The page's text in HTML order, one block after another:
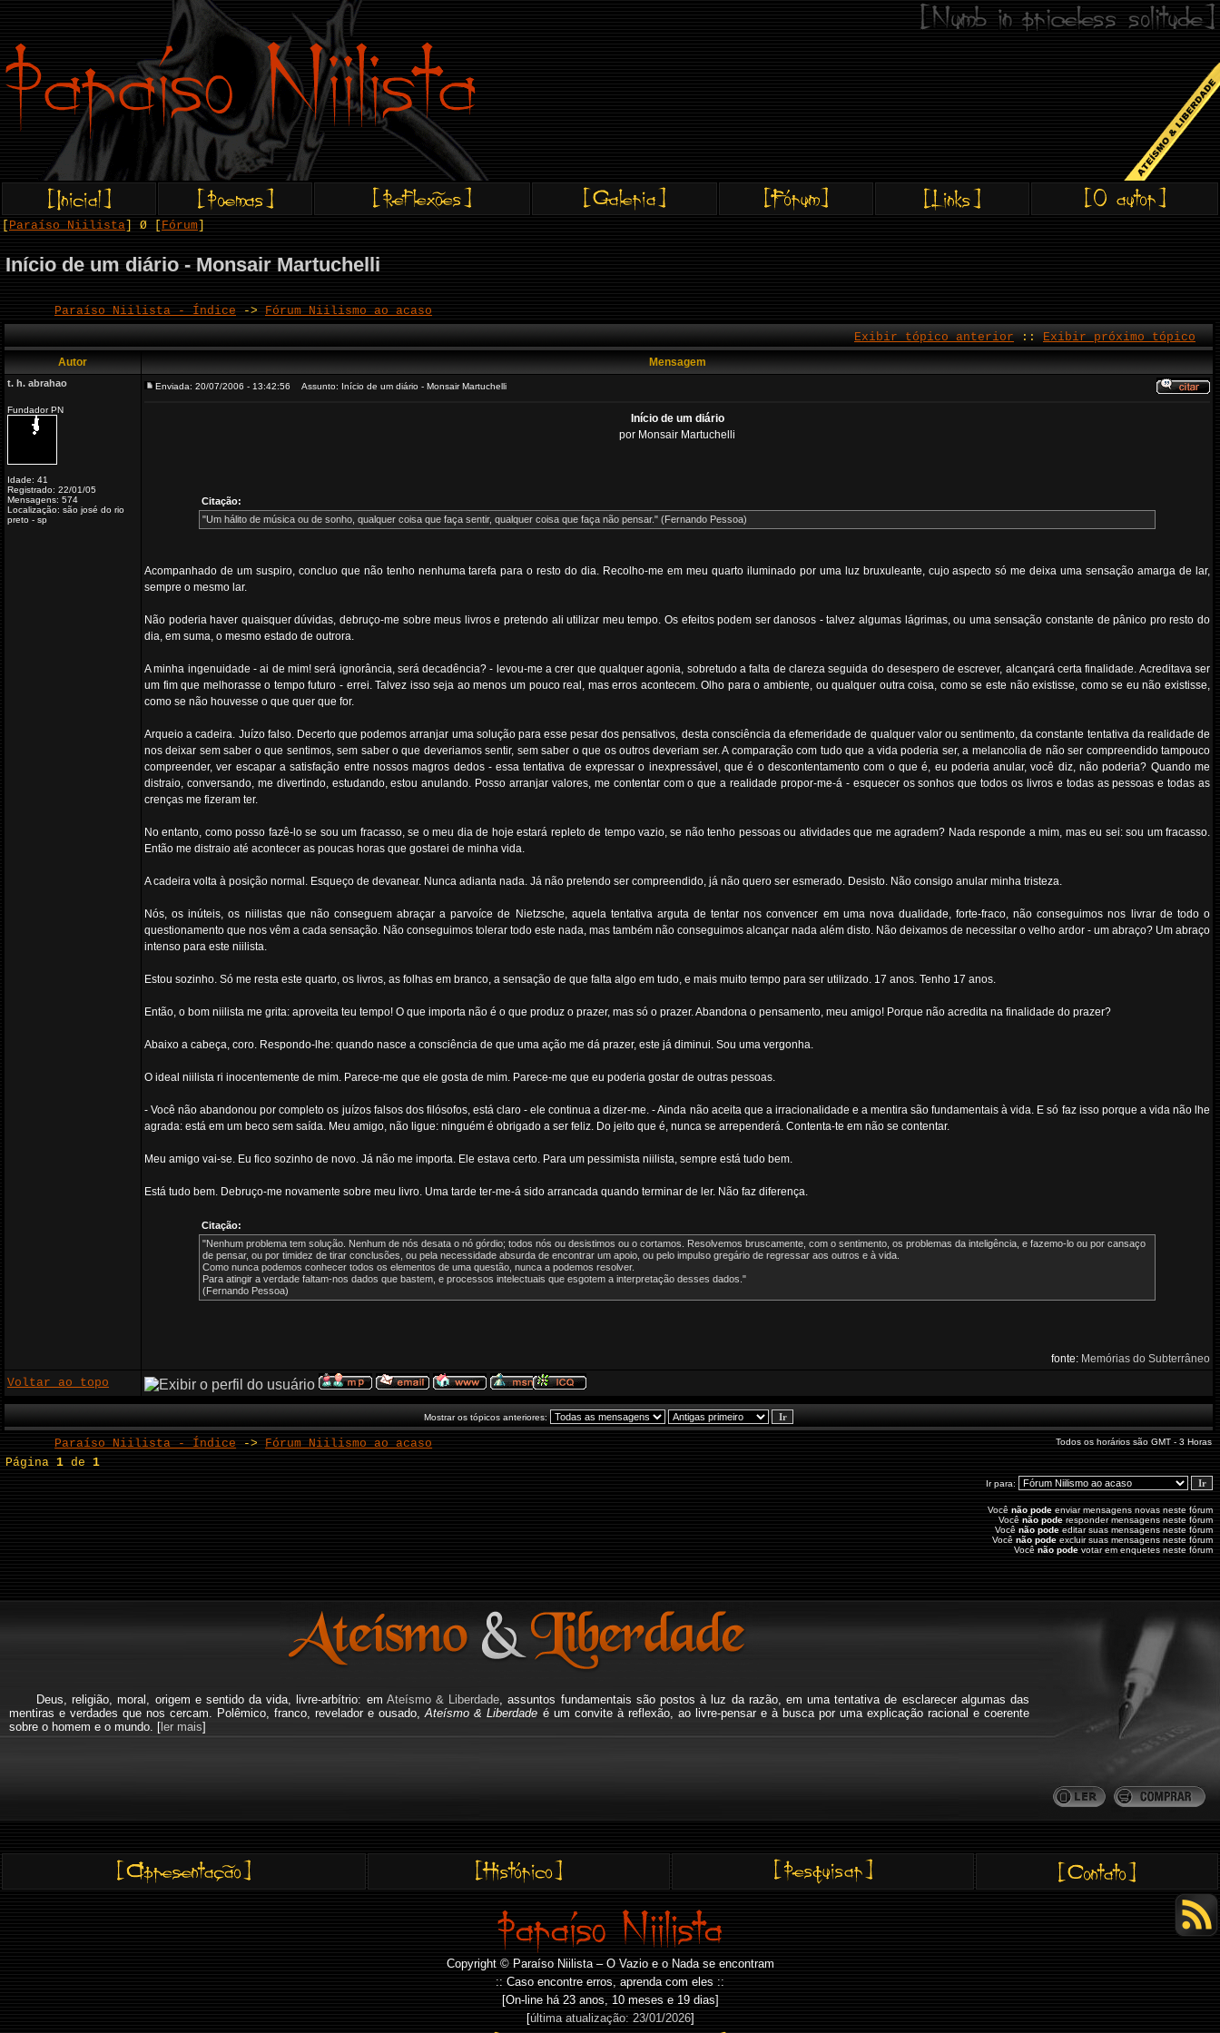
Paraíso Niilista ] Ø [ Fórum
Início de um diário - Monsair Martuchelli
Paraíso Niilista - Índice -> Fórum Niilismo ao acaso
Exibir tópico anterior :: Exibir próximo tópico
Autor Mensagem
t. h. abrahao
Fundador PN
Idade: 41
Registrado: 22/01/05
Mensagens: 574
Localização: são josé do rio
preto - sp
Enviada: 20/07/2006 - 13:42:56 Assunto: Início de um diário - Monsair Martuchelli
Início de um diário
por Monsair Martuchelli
Citação:
"Um hálito de música ou de sonho, qualquer coisa que faça sentir, qualquer coisa que faça não pensar." (Fernando Pessoa)
Acompanhado de um suspiro, concluo que não tenho nenhuma tarefa para o resto do dia. Recolho-me em meu quarto iluminado por uma luz bruxuleante, cujo aspecto só me deixa uma sensação amarga de lar,
sempre o mesmo lar.
Não poderia haver quaisquer dúvidas, debruço-me sobre meus livros e pretendo ali utilizar meu tempo. Os efeitos podem ser danosos - talvez algumas lágrimas, ou uma sensação constante de pânico pro resto do
dia, em suma, o mesmo estado de outrora.
A minha ingenuidade - ai de mim! será ignorância, será decadência? - levou-me a crer que qualquer agonia, sobretudo a falta de clareza seguida do desespero de escrever, alcançará certa finalidade. Acreditava ser
um fim que melhorasse o tempo futuro - errei. Talvez isso seja ao menos um pouco real, mas erros acontecem. Olho para o ambiente, ou qualquer outra coisa, como se este não existisse, como se eu não existisse,
como se não houvesse o que quer que for.
Arqueio a cadeira. Juízo falso. Decerto que podemos arranjar uma solução para esse pesar dos pensativos, desta consciência da efemeridade de qualquer valor ou sentimento, da constante tentativa da realidade de
nos deixar sem saber o que sentimos, sem saber o que deveriamos sentir, sem saber o que os outros deveriam ser. A comparação com tudo que a vida poderia ser, a melancolia de não ser compreendido tampouco
compreender, ver escapar a satisfação entre nossos magros dedos - essa tentativa de expressar o inexpressável, que é o descontentamento com o que é, eu poderia anular, você diz, não poderia? Quando me
distraio, conversando, me divertindo, estudando, estou anulando. Posso arranjar valores, me contentar com o que a realidade propor-me-á - esquecer os sonhos que todos os livros e todas as pessoas e todas as
crenças me fizeram ter.
No entanto, como posso fazê-lo se sou um fracasso, se o meu dia de hoje estará repleto de tempo vazio, se não tenho pessoas ou atividades que me agradem? Nada responde a mim, mas eu sei: sou um fracasso.
Então me distraio até acontecer as poucas horas que gostarei de minha vida.
A cadeira volta à posição normal. Esqueço de devanear. Nunca adianta nada. Já não pretendo ser compreendido, já não quero ser esmerado. Desisto. Não consigo anular minha tristeza.
Nós, os inúteis, os niilistas que não conseguem abraçar a parvoíce de Nietzsche, aquela tentativa arguta de tentar nos convencer em uma nova dualidade, forte-fraco, não conseguimos nos livrar de todo o
questionamento que nos vêm a cada sensação. Não conseguimos tolerar todo este nada, mas também não conseguimos alcançar nada além disto. Não deixamos de necessitar o velho ardor - um abraço? Um abraço
intenso para este niilista.
Estou sozinho. Só me resta este quarto, os livros, as folhas em branco, a sensação de que falta algo em tudo, e mais muito tempo para ser utilizado. 17 anos. Tenho 17 anos.
Então, o bom niilista me grita: aproveita teu tempo! O que importa não é o que produz o prazer, mas só o prazer. Abandona o pensamento, meu amigo! Porque não acredita na finalidade do prazer?
Abaixo a cabeça, coro. Respondo-lhe: quando nasce a consciência de que uma ação me dá prazer, este já diminui. Sou uma vergonha.
O ideal niilista ri inocentemente de mim. Parece-me que ele gosta de mim. Parece-me que eu poderia gostar de outras pessoas.
- Você não abandonou por completo os juízos falsos dos filósofos, está claro - ele continua a dizer-me. - Ainda não aceita que a irracionalidade e a mentira são fundamentais à vida. E só faz isso porque a vida não lhe
agrada: está em um beco sem saída. Meu amigo, não ligue: ninguém é obrigado a ser feliz. Do jeito que é, nunca se arrependerá. Contenta-te em não se contentar.
Meu amigo vai-se. Eu fico sozinho de novo. Já não me importa. Ele estava certo. Para um pessimista niilista, sempre está tudo bem.
Está tudo bem. Debruço-me novamente sobre meu livro. Uma tarde ter-me-á sido arrancada quando terminar de ler. Não faz diferença.
Citação:
"Nenhum problema tem solução. Nenhum de nós desata o nó górdio; todos nós ou desistimos ou o cortamos. Resolvemos bruscamente, com o sentimento, os problemas da inteligência, e fazemo-lo ou por cansaço
de pensar, ou por timidez de tirar conclusões, ou pela necessidade absurda de encontrar um apoio, ou pelo impulso gregário de regressar aos outros e à vida.
Como nunca podemos conhecer todos os elementos de uma questão, nunca a podemos resolver.
Para atingir a verdade faltam-nos dados que bastem, e processos intelectuais que esgotem a interpretação desses dados."
(Fernando Pessoa)
fonte: Memórias do Subterrâneo
Voltar ao topo
Mostrar os tópicos anteriores:
Paraíso Niilista - Índice -> Fórum Niilismo ao acaso Todos os horários são GMT - 3 Horas
Página1 de1
Ir para:
Vocênão pode enviar mensagens novas neste fórum
Vocênão pode responder mensagens neste fórum
Vocênão pode editar suas mensagens neste fórum
Vocênão pode excluir suas mensagens neste fórum
Vocênão pode votar em enquetes neste fórum
Deus, religião, moral, origem e sentido da vida, livre-arbítrio: em Ateísmo & Liberdade , assuntos fundamentais são postos à luz da razão, em uma tentativa de esclarecer algumas das
mentiras e verdades que nos cercam. Polêmico, franco, revelador e ousado,Ateísmo & Liberdade é um convite à reflexão, ao livre-pensar e à busca por uma explicação racional e coerente
sobre o homem e o mundo. [ler mais]
Copyright © Paraíso Niilista – O Vazio e o Nada se encontram
:: Caso encontre erros, aprenda com eles ::
[On-line há 23 anos, 10 meses e 19 dias]
[última atualização: 23/01/2026]